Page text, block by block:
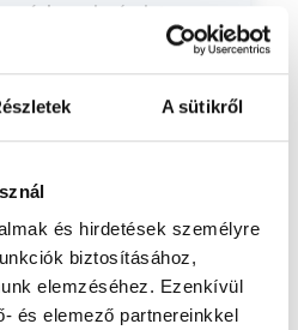
A sütikről
és hirdetések személyre
biztosításához,
elemzéséhez. Ezenkívül
és elemező partnereinkkel
páciensek részletes
és a megoldás
ami közelebb hozza...
orvosi oklevéllel rendelkező
szakorvosi szakképesítés
felügyeli az egészségügyi
el feladatokat. A foglaljorvost.hu
bármely szakorvos